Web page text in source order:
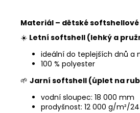
Materiál – dětské softshellové
☀️ Letní softshell (lehký a
ideální do teplejších dnů a
100 % polyester
🌱 Jarní softshell (úplet na
vodní sloupec: 18 000 mm
prodyšnost: 12 000 g/m²/